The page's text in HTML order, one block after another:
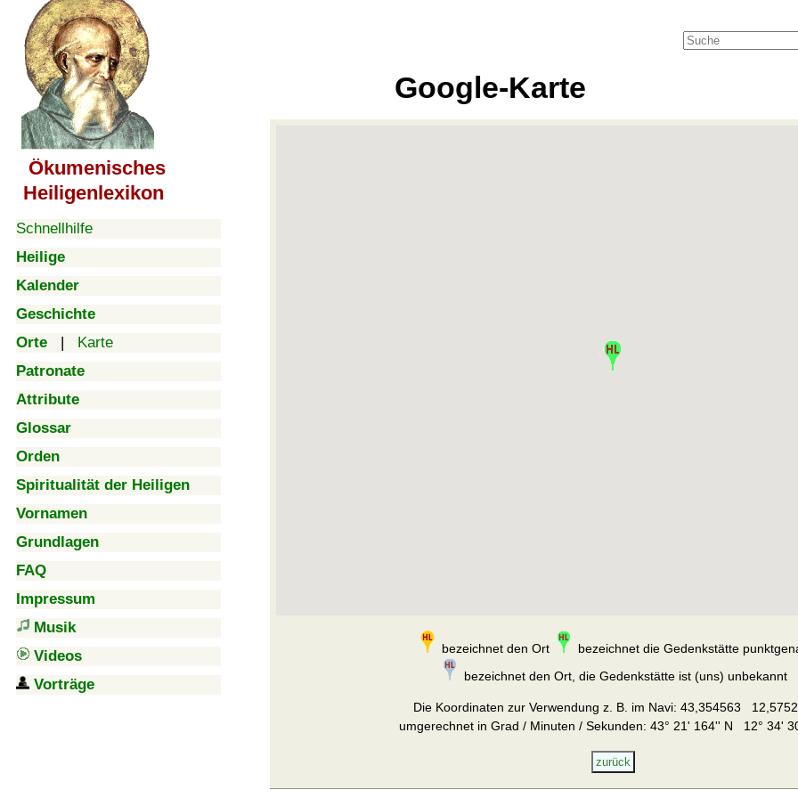
Ökumenisches
Heiligenlexikon
Schnellhilfe
Heilige
Kalender
Geschichte
Orte | Karte
Patronate
Attribute
Glossar
Orden
Spiritualität der Heiligen
Vornamen
Grundlagen
FAQ
Impressum
Musik
Videos
Vorträge
Google-Karte
bezeichnet den Ort
bezeichnet die Gedenkstätte
bezeichnet den Ort, die Gedenkstätte ist (uns) unbekannt
Die Koordinaten zur Verwendung z. B. im Navi: 43,354563
umgerechnet in Grad / Minuten / Sekunden: 43° 21' 164'' N 12° 34'